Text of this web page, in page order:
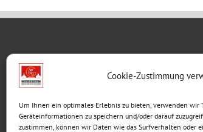
Cookie-Zustimmung
Um Ihnen ein optimales Erlebnis zu bieten, verwenden wir
Geräteinformationen zu speichern und/oder darauf
zustimmen, können wir Daten wie das Surfverhalten oder